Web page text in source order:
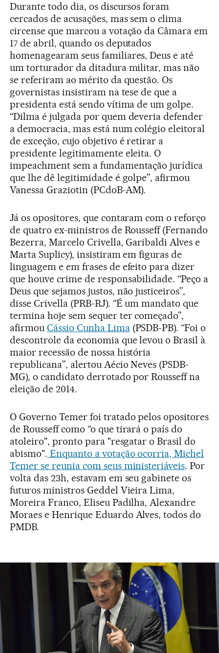
Durante todo dia, os discursos foram
cercados de acusações, mas sem o clima
circense que marcou a votação da Câmara em
17 de abril, quando os deputados
homenagearam seus familiares, Deus e até
um torturador da ditadura militar, mas não
se referiram ao mérito da questão. Os
governistas insistiram na tese de que a
presidenta está sendo vítima de um golpe.
“Dilma é julgada por quem deveria defender
a democracia, mas está num colégio eleitoral
de exceção, cujo objetivo é retirar a
presidente legitimamente eleita. O
impeachment sem a fundamentação jurídica
que lhe dê legitimidade é golpe”, afirmou
Vanessa Graziotin (PCdoB-AM).
Já os opositores, que contaram com o reforço
de quatro ex-ministros de Rousseff (Fernando
Bezerra, Marcelo Crivella, Garibaldi Alves e
Marta Suplicy), insistiram em figuras de
linguagem e em frases de efeito para dizer
que houve crime de responsabilidade. “Peço a
Deus que sejamos justos, não justiceiros”,
disse Crivella (PRB-RJ). “É um mandato que
termina hoje sem sequer ter começado”,
afirmou Cássio Cunha Lima(PSDB-PB). “Foi o
descontrole da economia que levou o Brasil à
maior recessão de nossa história
republicana”, alertou Aécio Neves (PSDB-
MG), o candidato derrotado por Rousseff na
eleição de 2014.
O Governo Temer foi tratado pelos opositores
de Rousseff como “o que tirará o país do
atoleiro", pronto para "resgatar o Brasil do
abismo". Enquanto a votação ocorria, Michel
Temer se reunia com seus ministeriáveis. Por
volta das 23h, estavam em seu gabinete os
futuros ministros Geddel Vieira Lima,
Moreira Franco, Eliseu Padilha, Alexandre
Moraes e Henrique Eduardo Alves, todos do
PMDB.